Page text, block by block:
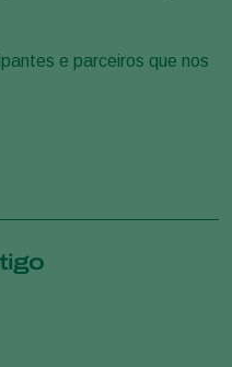
e parceiros que nos